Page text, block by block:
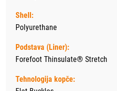
Shell:
Polyurethane
Podstava (Liner):
Forefoot Thinsulate® Stretch
Tehnologija kopče: